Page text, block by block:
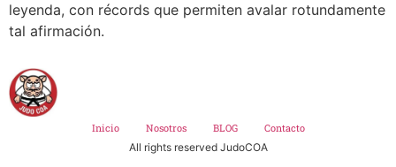
leyenda, con récords que permiten avalar rotundamente
tal afirmación.
Inicio Nosotros BLOG
Contacto
All rights reserved JudoCOA